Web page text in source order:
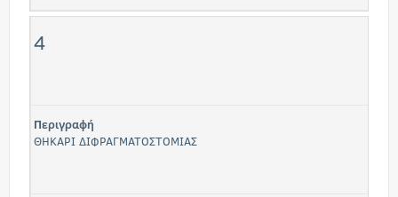
4
Περιγραφή
ΘΗΚΑΡΙ ΔΙΦΡΑΓΜΑΤΟΣΤΟΜΙΑΣ